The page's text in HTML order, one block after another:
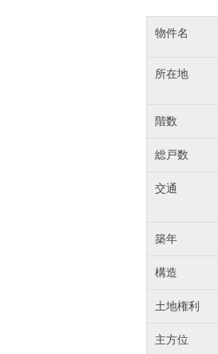
物件名
所在地
階数
総戸数
交通
築年
構造
土地権利
主方位